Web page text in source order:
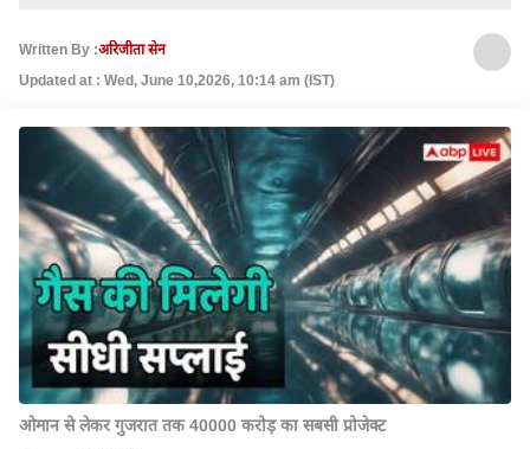
Written By :अरिजीता सेन
Updated at : Wed, June 10,2026, 10:14 am (IST)
ओमान से लेकर गुजरात तक 40000 करोड़ का सबसी प्रोजेक्ट